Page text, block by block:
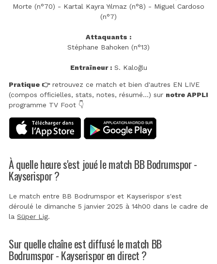
Morte (n°70) - Kartal Kayra Yılmaz (n°8) - Miguel Cardoso
(n°7)
Attaquants :
Stéphane Bahoken (n°13)
Entraîneur :S. Kaloğlu
Pratique 👉retrouvez ce match et bien d'autres EN LIVE
(compos officielles, stats, notes, résumé...) sur notre APPLI
programme TV Foot 👇
À quelle heure s'est joué le match BB Bodrumspor -
Kayserispor ?
Le match entre BB Bodrumspor et Kayserispor s'est
déroulé le dimanche 5 janvier 2025 à 14h00 dans le cadre de
la Süper Lig.
Sur quelle chaîne est diffusé le match BB
Bodrumspor - Kayserispor en direct ?